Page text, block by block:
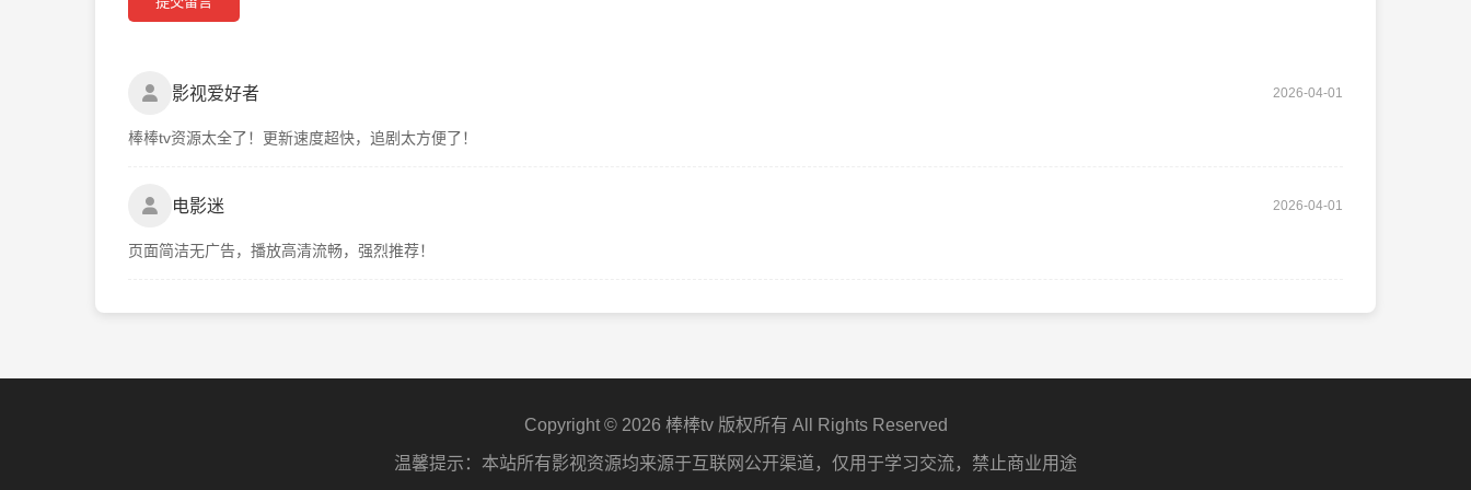
影视爱好者 2026-04-01
棒棒tv资源太全了！更新速度超快，追剧太方便了！
电影迷 2026-04-01
页面简洁无广告，播放高清流畅，强烈推荐！
Copyright © 2026 棒棒tv 版权所有 All Rights Reserved
温馨提示：本站所有影视资源均来源于互联网公开渠道，仅用于学习交流，禁止商业用途